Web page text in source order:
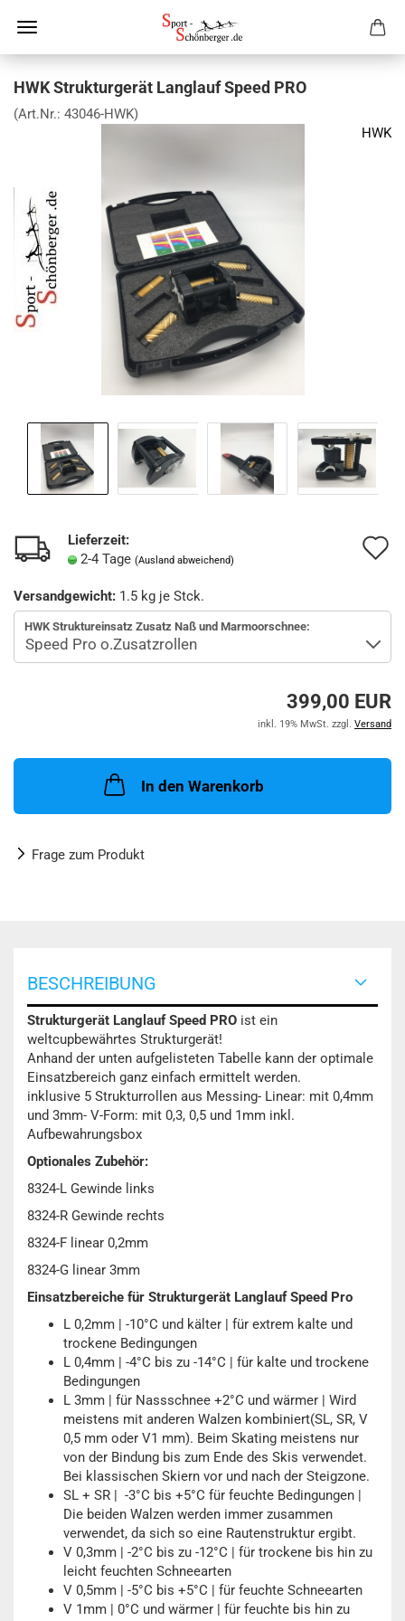
HWK Strukturgerät Langlauf Speed PRO
(Art.Nr.: 43046-HWK)
HWK
Lieferzeit:
2-4 Tage (Ausland abweichend)
Versandgewicht: 1.5 kg je Stck.
HWK Struktureinsatz Zusatz Naß und Marmoorschnee:
399,00 EUR
inkl. 19% MwSt. zzgl. Versand
In den Warenkorb
Frage zum Produkt
BESCHREIBUNG
Strukturgerät Langlauf Speed PRO ist ein
weltcupbewährtes Strukturgerät!
Anhand der unten aufgelisteten Tabelle kann der optimale
Einsatzbereich ganz einfach ermittelt werden.
inklusive 5 Strukturrollen aus Messing- Linear: mit 0,4mm
und 3mm- V-Form: mit 0,3, 0,5 und 1mm inkl.
Aufbewahrungsbox
Optionales Zubehör:
8324-L Gewinde links
8324-R Gewinde rechts
8324-F linear 0,2mm
8324-G linear 3mm
Einsatzbereiche für Strukturgerät Langlauf Speed Pro
L 0,2mm | -10°C und kälter | für extrem kalte und
trockene Bedingungen
L 0,4mm | -4°C bis zu -14°C | für kalte und trockene
Bedingungen
L 3mm | für Nassschnee +2°C und wärmer | Wird
meistens mit anderen Walzen kombiniert(SL, SR, V
0,5 mm oder V1 mm). Beim Skating meistens nur
von der Bindung bis zum Ende des Skis verwendet.
Bei klassischen Skiern vor und nach der Steigzone.
SL + SR | -3°C bis +5°C für feuchte Bedingungen |
Die beiden Walzen werden immer zusammen
verwendet, da sich so eine Rautenstruktur ergibt.
V 0,3mm | -2°C bis zu -12°C | für trockene bis hin zu
leicht feuchten Schneearten
V 0,5mm | -5°C bis +5°C | für feuchte Schneearten
V 1mm | 0°C und wärmer | für feuchte bis hin zu